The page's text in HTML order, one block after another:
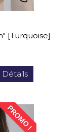
[Turquoise]
Détails
PROMO !